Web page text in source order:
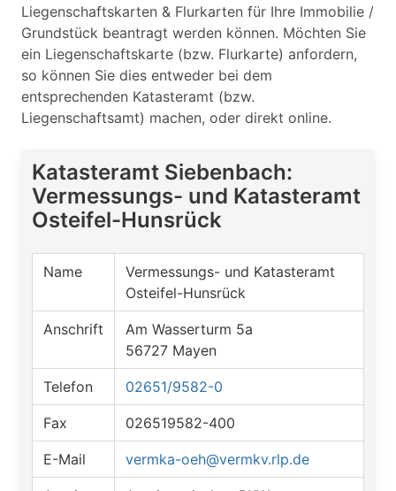
Liegenschaftskarten & Flurkarten für Ihre Immobilie /
Grundstück beantragt werden können. Möchten Sie
ein Liegenschaftskarte (bzw. Flurkarte) anfordern,
so können Sie dies entweder bei dem
entsprechenden Katasteramt (bzw.
Liegenschaftsamt) machen, oder direkt online.
Katasteramt Siebenbach:
Vermessungs- und Katasteramt
Osteifel-Hunsrück
Name
Vermessungs- und Katasteramt
Osteifel-Hunsrück
Anschrift
Am Wasserturm 5a
56727 Mayen
Telefon 02651/9582-0
Fax 026519582-400
E-Mail vermka-oeh@vermkv.rlp.de